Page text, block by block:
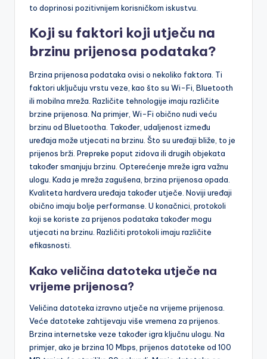
to doprinosi pozitivnijem korisničkom iskustvu.
Koji su faktori koji utječu na
brzinu prijenosa podataka?
Brzina prijenosa podataka ovisi o nekoliko faktora. Ti
faktori uključuju vrstu veze, kao što su Wi-Fi, Bluetooth
ili mobilna mreža. Različite tehnologije imaju različite
brzine prijenosa. Na primjer, Wi-Fi obično nudi veću
brzinu od Bluetootha. Također, udaljenost između
uređaja može utjecati na brzinu. Što su uređaji bliže, to je
prijenos brži. Prepreke poput zidova ili drugih objekata
također smanjuju brzinu. Opterećenje mreže igra važnu
ulogu. Kada je mreža zagušena, brzina prijenosa opada.
Kvaliteta hardvera uređaja također utječe. Noviji uređaji
obično imaju bolje performanse. U konačnici, protokoli
koji se koriste za prijenos podataka također mogu
utjecati na brzinu. Različiti protokoli imaju različite
efikasnosti.
Kako veličina datoteka utječe na
vrijeme prijenosa?
Veličina datoteka izravno utječe na vrijeme prijenosa.
Veće datoteke zahtijevaju više vremena za prijenos.
Brzina internetske veze također igra ključnu ulogu. Na
primjer, ako je brzina 10 Mbps, prijenos datoteke od 100